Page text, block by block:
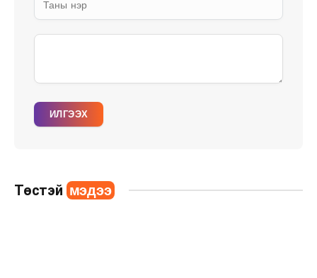
ИЛГЭЭХ
Төстэй мэдээ